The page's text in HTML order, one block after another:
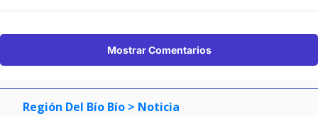
Mostrar Comentarios
Región Del Bío Bío > Noticia